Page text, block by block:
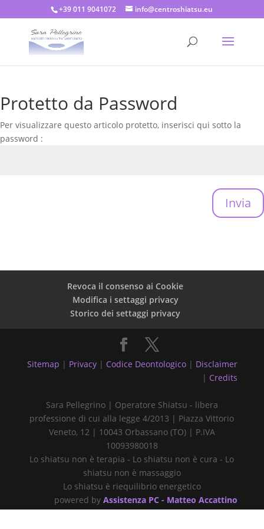
+39 011 9041072 info@centroshiatsu.eu
Protetto da Password
Per visualizzare questo articolo protetto, inserisci qui sotto la
password :
Invia
Revoca il consenso ai Cookie
Modifica i settaggi privacy
Storico dei settaggi privacy
Sitemap | Privacy | Codice Deontologico | Disclaimer
| Credits
Sara Pellegrino | Operatore Shiatsu - libera
professione di cui alla legge 4/2013 | Piazza Vittorio
Veneto, 12 | 10043 Orbassano (TO) | P.IVA
10093980018
Lo shiatsu non è terapia - Lo shiatsu non è cura - Lo
shiatsu non è massaggio
Lo shiatsu è riequilibrio energetico
powered byAssistenza PC - Matteo Accattino